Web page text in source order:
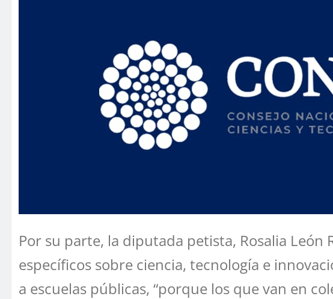
Por su parte, la diputada petista, Rosalia
específicos sobre ciencia, tecnología e
a escuelas públicas, “porque los que van en